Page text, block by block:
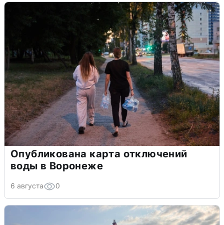
Опубликована карта отключений
воды в Воронеже
6 августа 0